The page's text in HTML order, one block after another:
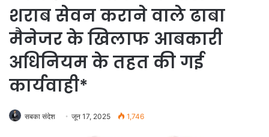
शराब सेवन कराने वाले ढाबा
मैनेजर के खिलाफ आबकारी
अधिनियम के तहत की गई
कार्यवाही*
सबका संदेश जून 17, 2025 1,746